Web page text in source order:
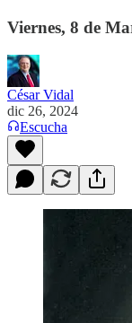
Viernes, 8 de
César Vidal
dic 26, 2024
Escucha